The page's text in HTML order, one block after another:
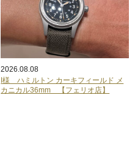
2026.08.08
I様 ハミルトン カーキフィールド メ
カニカル36mm 【フェリオ店】